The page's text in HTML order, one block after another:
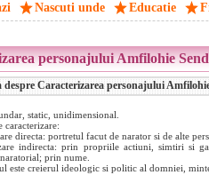
Nascuti unde Educatie
personajului Amfilohie
Caracterizarea personajului
static, unidimensional.
caracterizare:
directa: portretul facut de narator si de alte
indirecta: prin propriile actiuni, simtiri si
prin nume.
este creierul ideologic si politic al domniei,